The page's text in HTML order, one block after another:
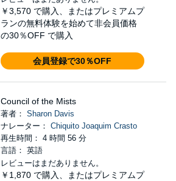
￥3,570 で購入、またはプレミアムプ
ランの無料体験を始めて非会員価格
の30％OFF で購入
会員登録で30％OFF
Council of the Mists
著者： Sharon Davis
ナレーター： Chiquito Joaquim Crasto
再生時間： 4 時間 56 分
言語： 英語
レビューはまだありません。
￥1,870 で購入、またはプレミアムプ